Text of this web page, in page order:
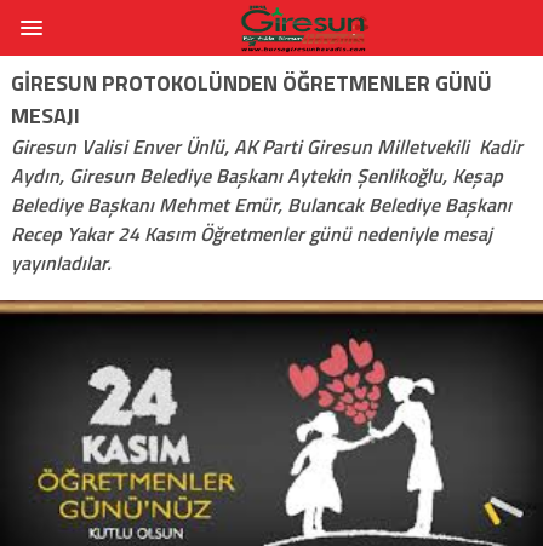
GIRESUN PROTOKOLÜNDEN ÖĞRETMENLER GÜNÜ
MESAJI
Giresun Valisi Enver Ünlü, AK Parti Giresun Milletvekili Kadir
Aydın, Giresun Belediye Başkanı Aytekin Şenlikoğlu, Keşap
Belediye Başkanı Mehmet Emür, Bulancak Belediye Başkanı
Recep Yakar 24 Kasım Öğretmenler günü nedeniyle mesaj
yayınladılar.